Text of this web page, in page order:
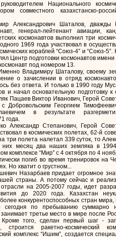
Национального
совместного казахстанско-
Александрович Шаталов, дважды
генерал-лейтенант авиации,
космонавтов выполнил три
1969 года участвовал в
кораблей “Союз-4” и “Союз-5”.
Центр подготовки космонавтов
под номером 13.
Владимиру Шаталову, своему
о зачислении в отряд
без ответа. И только в 1990 году
и начал основательную подготовку к
Пацаев Виктор Иванович, Герой
Добровольским Георгием
в результате
года.
Александр Степанович, Герой
в космических полетах, 62-й
три полета налетал 339 суток, то
месяц два наших земляка в
комплексе “Мир” с 4 октября по 4
погиб во время тренировок на
Но хватит о грустном...
Назарбаев придает огромное
страны. А потому сейчас и
на 2005-2007 годы, идет
до 2020 года. Казахстан
конкурентоспособных стран мира,
сегодня по пребыванию суммарно
третье место в мире после
того, сделан первый шаг -
ракетно-космический
комплекс “Ишим”, создается